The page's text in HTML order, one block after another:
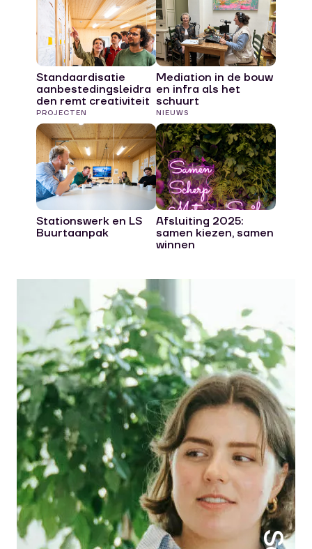
Standaardisatie
aanbestedingsleidra
den remt creativiteit
Mediation in de bouw
en infra als het
schuurt
PROJECTEN
Stationswerk en LS
Buurtaanpak
NIEUWS
Afsluiting 2025:
samen kiezen, samen
winnen